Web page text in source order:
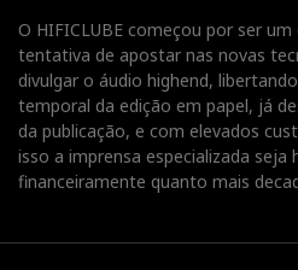
O HIFICLUBE começou por ser
tentativa de apostar nas novas
divulgar o áudio highend,
temporal da edição em papel, já
da publicação, e com elevados
isso a imprensa especializada
financeiramente quanto mais